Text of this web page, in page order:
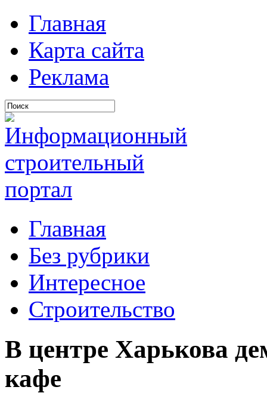
Главная
Карта сайта
Реклама
Главная
Без рубрики
Интересное
Строительство
В центре Харькова
кафе